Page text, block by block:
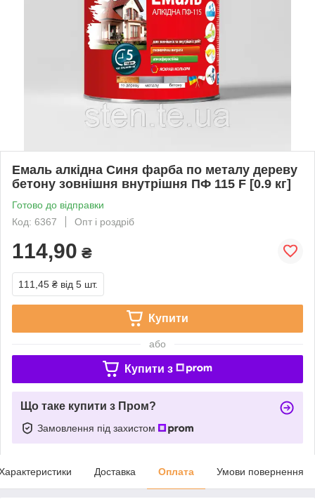
Емаль алкідна Синя фарба по металу дереву
бетону зовнішня внутрішня ПФ 115 F [0.9 кг]
Готово до відправки
Код: 6367
Опт і роздріб
114,90 ₴
111,45 ₴ від 5 шт.
Купити
або
Купити з
Що таке купити з Пром?
Замовлення під захистом
Доставка Оплата Умови повернення